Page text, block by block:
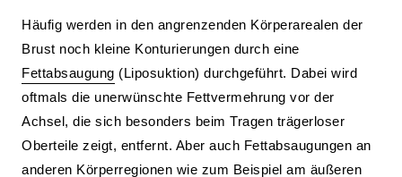
Häufig werden in den angrenzenden Körperarealen der
Brust noch kleine Konturierungen durch eine
Fettabsaugung (Liposuktion) durchgeführt. Dabei wird
oftmals die unerwünschte Fettvermehrung vor der
Achsel, die sich besonders beim Tragen trägerloser
Oberteile zeigt, entfernt. Aber auch Fettabsaugungen an
anderen Körperregionen wie zum Beispiel am äußeren